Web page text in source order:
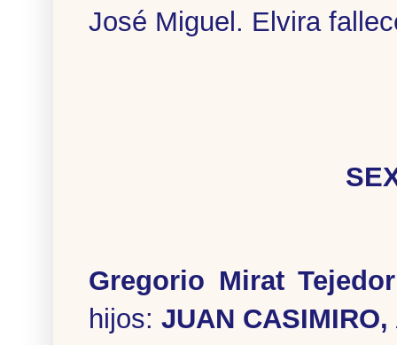
José Miguel. Elvira
Gregorio Mirat Tejedor
hijos: JUAN